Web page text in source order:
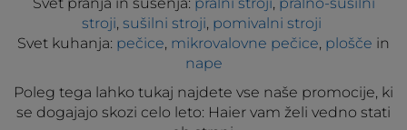
stroji, sušilni stroji, pomivalni stroji
Svet kuhanja: pečice, mikrovalovne pečice, plošče in
nape
Poleg tega lahko tukaj najdete vse naše promocije, ki
se dogajajo skozi celo leto: Haier vam želi vedno stati